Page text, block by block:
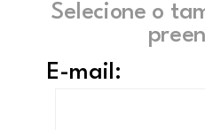
Selecione o
E-mail: